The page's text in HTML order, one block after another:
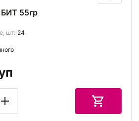
55гр
шт: 24